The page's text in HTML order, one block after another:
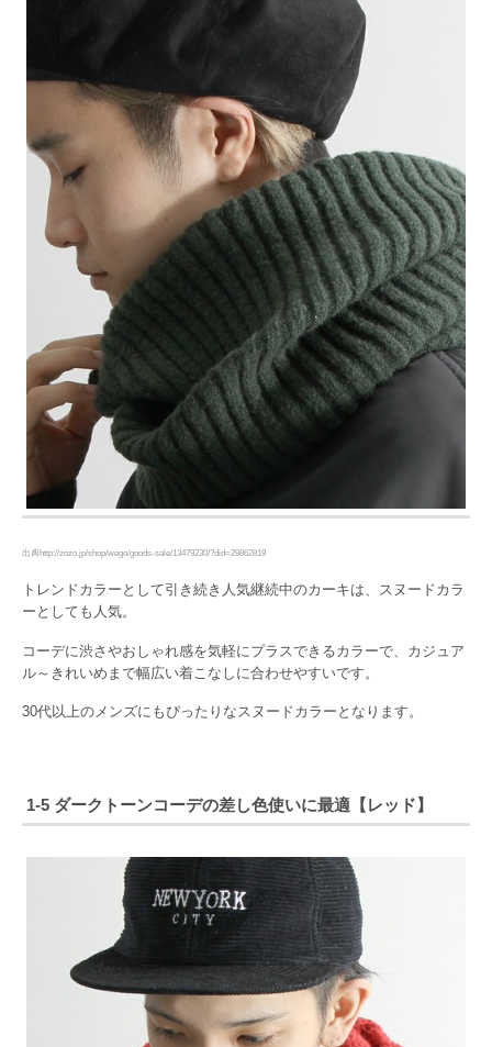
出典http://zozo.jp/shop/wego/goods-sale/13479230/?did=29862819
トレンドカラーとして引き続き人気継続中のカーキは、スヌードカラ
ーとしても人気。
コーデに渋さやおしゃれ感を気軽にプラスできるカラーで、カジュア
ル～きれいめまで幅広い着こなしに合わせやすいです。
30代以上のメンズにもぴったりなスヌードカラーとなります。
1-5 ダークトーンコーデの差し色使いに最適【レッド】